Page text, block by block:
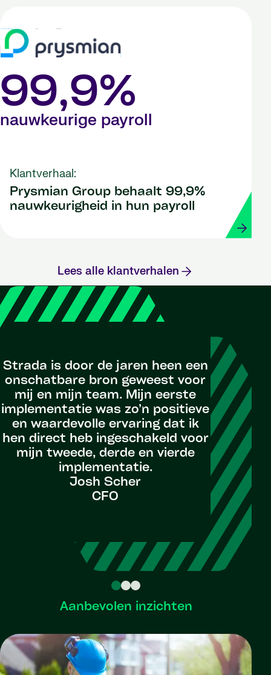
99,9%
nauwkeurige payroll
Klantverhaal:
Prysmian Group behaalt 99,9%
nauwkeurigheid in hun payroll
Lees alle klantverhalen
Strada is door de jaren heen een
onschatbare bron geweest voor
mij en mijn team. Mijn eerste
implementatie was zo’n positieve
en waardevolle ervaring dat ik
hen direct heb ingeschakeld voor
mijn tweede, derde en vierde
implementatie.
Josh Scher
CFO
Onze
is van
ze
en
die ons
van
aan een
de
Chief
Aanbevolen inzichten